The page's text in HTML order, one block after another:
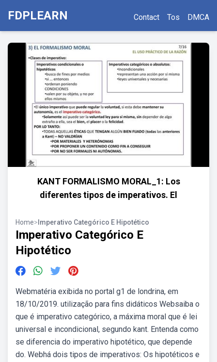
FDPLEARN Contact Tos DMCA
KANT FORMALISMO MORAL_1: Los
diferentes tipos de imperativos. El
Home> Imperativo Categórico E Hipotético
Imperativo Categórico E
Hipotético
Webmatéria exibida no portal g1 de londrina, em
18/10/2019. utilização para fins didáticos Websaiba o
que é imperativo categórico, a máxima moral que é lei
universal e incondicional, segundo kant. Entenda como
se diferencia do imperativo hipotético, que depende
do. Webhá dois tipos de imperativos: Os hipotéticos e